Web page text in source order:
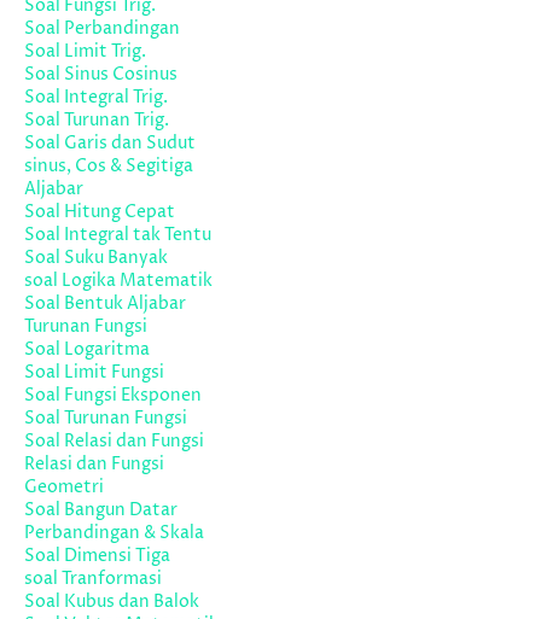
Soal Fungsi Trig.
Soal Perbandingan
Soal Limit Trig.
Soal Sinus Cosinus
Soal Integral Trig.
Soal Turunan Trig.
Soal Garis dan Sudut
sinus, Cos & Segitiga
Aljabar
Soal Hitung Cepat
Soal Integral tak Tentu
Soal Suku Banyak
soal Logika Matematik
Soal Bentuk Aljabar
Turunan Fungsi
Soal Logaritma
Soal Limit Fungsi
Soal Fungsi Eksponen
Soal Turunan Fungsi
Soal Relasi dan Fungsi
Relasi dan Fungsi
Geometri
Soal Bangun Datar
Perbandingan & Skala
Soal Dimensi Tiga
soal Tranformasi
Soal Kubus dan Balok